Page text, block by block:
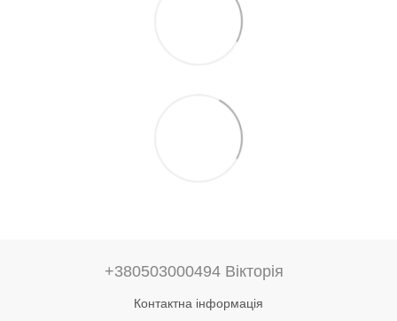
+380503000494 Вікторія
Контактна інформація